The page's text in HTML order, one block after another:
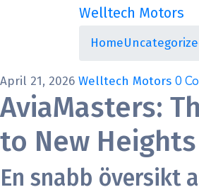
Welltech Motors
Home
April 21, 2026 Welltech Motors 0
AviaMasters:
to New Heights
En snabb översikt